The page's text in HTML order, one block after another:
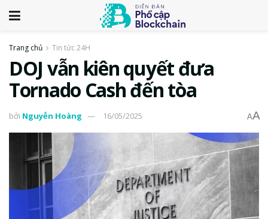
Trang chủ Tin tức 24H
DOJ vẫn kiên quyết đưa
Tornado Cash đến tòa
bởi Nguyễn Hoàng 16/05/2025 AA